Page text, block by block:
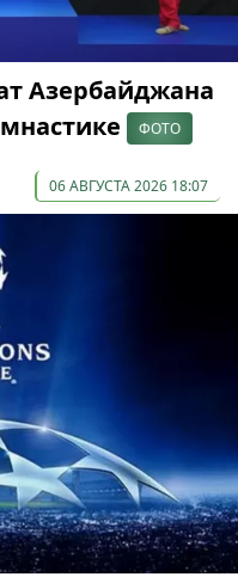
Азербайджана
ФОТО
06 АВГУСТА 2026 18:07